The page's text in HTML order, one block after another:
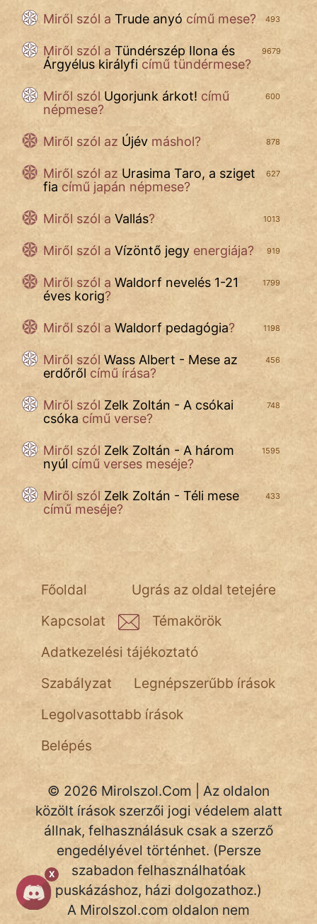
X
493
Miről szól a Trude anyó című mese?
9679
Miről szól a Tündérszép Ilona és
Árgyélus királyfi című tündérmese?
600
Miről szól Ugorjunk árkot! című
népmese?
878
Miről szól az Újév máshol?
627
Miről szól az Urasima Taro, a sziget
fia című japán népmese?
1013
Miről szól a Vallás?
919
Miről szól a Vízöntő jegy energiája?
1799
Miről szól a Waldorf nevelés 1-21
éves korig?
1198
Miről szól a Waldorf pedagógia?
456
Miről szól Wass Albert - Mese az
erdőről című írása?
748
Miről szól Zelk Zoltán - A csókai
csóka című verse?
1595
Miről szól Zelk Zoltán - A három
nyúl című verses meséje?
433
Miről szól Zelk Zoltán - Téli mese
című meséje?
Ugrás az oldal tetejére
Főoldal
Kapcsolat
Témakörök
Adatkezelési tájékoztató
Szabályzat
Legnépszerűbb írások
Legolvasottabb írások
Belépés
© 2026 Mirolszol.Com | Az oldalon
közölt írások szerzői jogi védelem alatt
állnak, felhasználásuk csak a szerző
engedélyével történhet. (Persze
szabadon felhasználhatóak
puskázáshoz, házi dolgozathoz.)
A Mirolszol.com oldalon nem